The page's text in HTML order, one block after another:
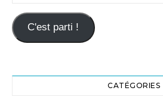
C'est parti !
CATÉGORIES